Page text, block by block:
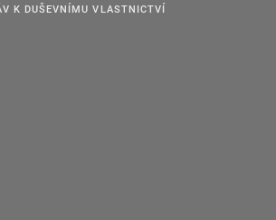
K DUŠEVNÍMU VLASTNICTVÍ